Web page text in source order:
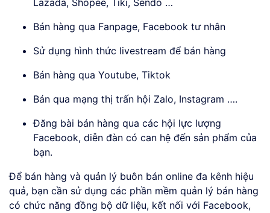
Lazada, Shopee, Tiki, Sendo …
Bán hàng qua Fanpage, Facebook tư nhân
Sử dụng hình thức livestream để bán hàng
Bán hàng qua Youtube, Tiktok
Bán qua mạng thị trấn hội Zalo, Instagram ….
Đăng bài bán hàng qua các hội lực lượng
Facebook, diễn đàn có can hệ đến sản phẩm của
bạn.
Để bán hàng và quản lý buôn bán online đa kênh hiệu
quả, bạn cần sử dụng các phần mềm quản lý bán hàng
có chức năng đồng bộ dữ liệu, kết nối với Facebook,